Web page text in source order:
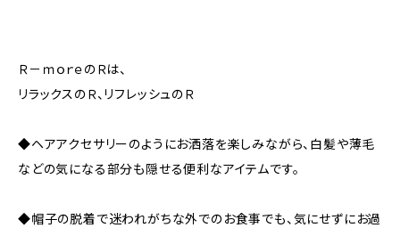
Ｒ－ｍｏｒｅのＲは、
リラックスのＲ、リフレッシュのＲ
◆ヘアアクセサリーのようにお洒落を楽しみながら、白髪や薄毛
などの気になる部分も隠せる便利なアイテムです。
◆帽子の脱着で迷われがちな外でのお食事でも、気にせずにお過